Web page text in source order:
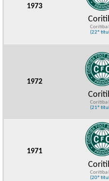
1973
Coritiba
(22º
1972
Coritiba
(21º
1971
Coritiba
(20º